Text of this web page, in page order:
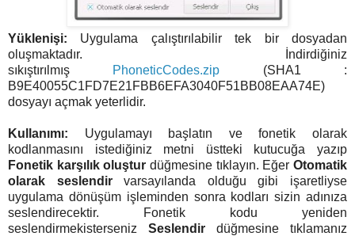
Yüklenişi: Uygulama çalıştırılabilir tek bir dosyadan
oluşmaktadır. İndirdiğiniz
sıkıştırılmış PhoneticCodes.zip (SHA1 :
B9E40055C1FD7E21FBB6EFA3040F51BB08EAA74E)
dosyayı açmak yeterlidir.
Kullanımı: Uygulamayı başlatın ve fonetik olarak
kodlanmasını istediğiniz metni üstteki kutucuğa yazıp
Fonetik karşılık oluştur düğmesine tıklayın. Eğer Otomatik
olarak seslendirvarsayılanda olduğu gibi işaretliyse
uygulama dönüşüm işleminden sonra kodları sizin adınıza
seslendirecektir. Fonetik kodu yeniden
seslendirmekisterseniz Seslendir düğmesine tıklamanız